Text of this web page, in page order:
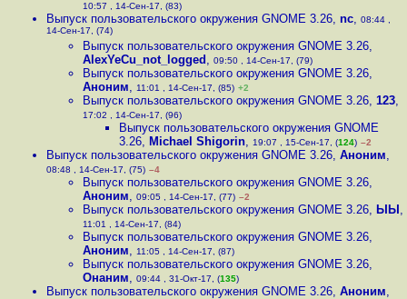
10:57 , 14-Сен-17, (83)
Выпуск пользовательского окружения GNOME 3.26, nc, 08:44 ,
14-Сен-17, (74)
Выпуск пользовательского окружения GNOME 3.26,
AlexYeCu_not_logged , 09:50 , 14-Сен-17, (79)
Выпуск пользовательского окружения GNOME 3.26,
Аноним, 11:01 , 14-Сен-17, (85) +2
Выпуск пользовательского окружения GNOME 3.26, 123,
17:02 , 14-Сен-17, (96)
Выпуск пользовательского окружения GNOME
3.26, Michael Shigorin, 19:07 , 15-Сен-17, (124) –2
Выпуск пользовательского окружения GNOME 3.26, Аноним,
08:48 , 14-Сен-17, (75) –4
Выпуск пользовательского окружения GNOME 3.26,
Аноним, 09:05 , 14-Сен-17, (77) –2
Выпуск пользовательского окружения GNOME 3.26, ЫЫ ,
11:01 , 14-Сен-17, (84)
Выпуск пользовательского окружения GNOME 3.26,
Аноним, 11:05 , 14-Сен-17, (87)
Выпуск пользовательского окружения GNOME 3.26,
Онаним, 09:44 , 31-Окт-17, (135)
Выпуск пользовательского окружения GNOME 3.26, Аноним,